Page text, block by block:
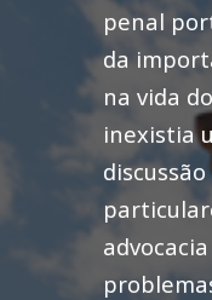
penal
da
na vida
inexistia